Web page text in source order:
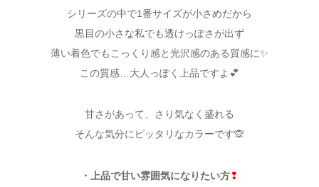
シリーズの中で1番サイズが小さめだから
黒目の小さな私でも透けっぽさが出ず
薄い着色でもこっくり感と光沢感のある質感に✨
この質感…大人っぽく上品ですよ💕
甘さがあって、さり気なく盛れる
そんな気分にピッタリなカラーです🙊
・上品で甘い雰囲気になりたい方❢